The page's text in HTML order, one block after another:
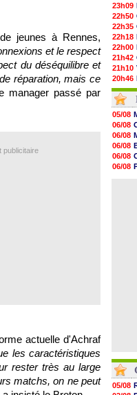
jeunes à Rennes,
et le respect
du déséquilibre et
réparation, mais ce
manager passé par
publicitaire
actuelle d'Achraf
les caractéristiques
rester très au large
matchs, on ne peut
23h09
22h50
22h35
22h18
22h00
21h42
21h10
20h46
20h30
20h01
19h18
19h09
18h48
18h37
18h29
17h58
17h46
05/08
06/08
06/08
06/08
06/08
06/08
05/08